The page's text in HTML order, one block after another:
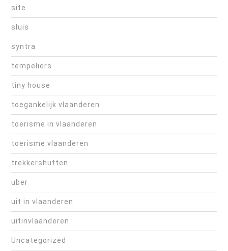
site
sluis
syntra
tempeliers
tiny house
toegankelijk vlaanderen
toerisme in vlaanderen
toerisme vlaanderen
trekkershutten
uber
uit in vlaanderen
uitinvlaanderen
Uncategorized